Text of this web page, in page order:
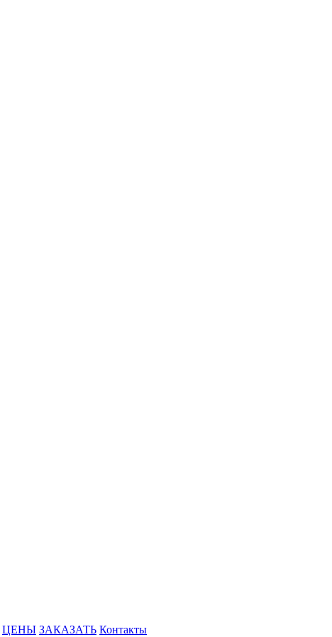
ЦЕНЫ ЗАКАЗАТЬ Контакты